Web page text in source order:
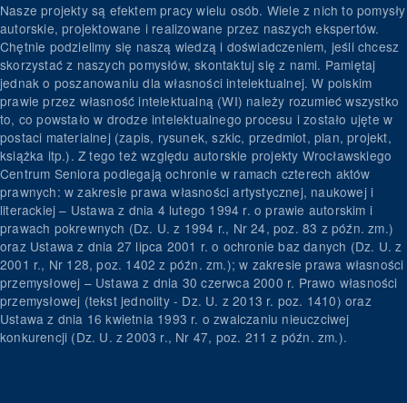
Nasze projekty są efektem pracy wielu osób. Wiele z nich to pomysły
autorskie, projektowane i realizowane przez naszych ekspertów.
Chętnie podzielimy się naszą wiedzą i doświadczeniem, jeśli chcesz
skorzystać z naszych pomysłów, skontaktuj się z nami. Pamiętaj
jednak o poszanowaniu dla własności intelektualnej. W polskim
prawie przez własność intelektualną (WI) należy rozumieć wszystko
to, co powstało w drodze intelektualnego procesu i zostało ujęte w
postaci materialnej (zapis, rysunek, szkic, przedmiot, plan, projekt,
książka itp.). Z tego też względu autorskie projekty Wrocławskiego
Centrum Seniora podlegają ochronie w ramach czterech aktów
prawnych: w zakresie prawa własności artystycznej, naukowej i
literackiej – Ustawa z dnia 4 lutego 1994 r. o prawie autorskim i
prawach pokrewnych (Dz. U. z 1994 r., Nr 24, poz. 83 z późn. zm.)
oraz Ustawa z dnia 27 lipca 2001 r. o ochronie baz danych (Dz. U. z
2001 r., Nr 128, poz. 1402 z późn. zm.); w zakresie prawa własności
przemysłowej – Ustawa z dnia 30 czerwca 2000 r. Prawo własności
przemysłowej (tekst jednolity - Dz. U. z 2013 r. poz. 1410) oraz
Ustawa z dnia 16 kwietnia 1993 r. o zwalczaniu nieuczciwej
konkurencji (Dz. U. z 2003 r., Nr 47, poz. 211 z późn. zm.).